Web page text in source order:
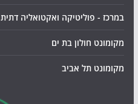
במרכז - פוליטיקה ואקטואליה דתית
מקומונט חולון בת ים
מקומונט תל אביב